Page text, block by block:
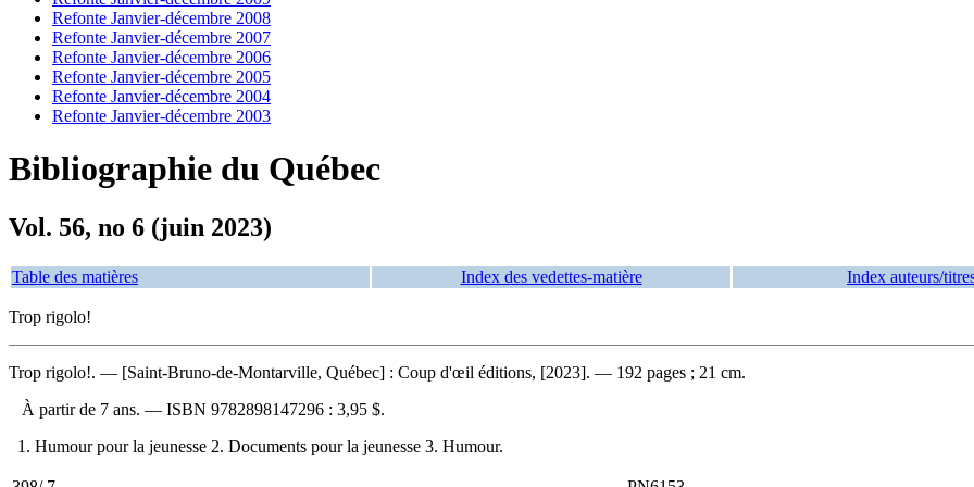
Refonte Janvier-décembre 2008
Refonte Janvier-décembre 2007
Refonte Janvier-décembre 2006
Refonte Janvier-décembre 2005
Refonte Janvier-décembre 2004
Refonte Janvier-décembre 2003
Bibliographie du Québec
Vol. 56, no 6 (juin 2023)
Table des matières Index des vedettes-matière Index auteurs/
Trop rigolo!
Trop rigolo!. — [Saint-Bruno-de-Montarville, Québec] : Coup d'œil éditions, [2023]. — 192 pages ; 21 cm.
À partir de 7 ans. — ISBN 9782898147296 : 3,95 $.
1. Humour pour la jeunesse 2. Documents pour la jeunesse 3. Humour.